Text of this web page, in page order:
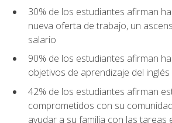
30% de los estudiantes afirman
nueva oferta de trabajo, un
salario
90% de los estudiantes afirman
objetivos de aprendizaje del
42% de los estudiantes afirman
comprometidos con su
ayudar a su familia con las tareas